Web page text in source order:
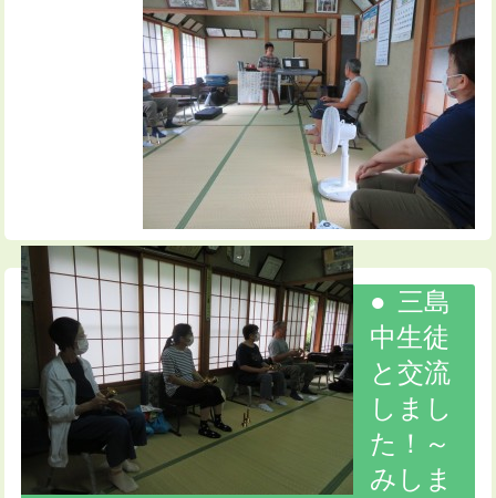
三島
中生徒
と交流
しまし
た！～
みしま